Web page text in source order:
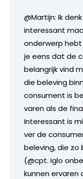
@Martijn: Ik
interessant
onderwerp
je eens dat de
belangrijk vind
die beleving
consument is
varen als de
Interessant is
ver de
beleving, die zo
(@cpt. Iglo
kunnen